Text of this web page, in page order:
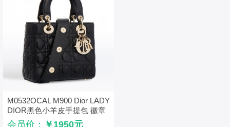
M0532OCAL M900 Dior LADY
DIOR黑色小羊皮手提包 徽章
戴妃包 黑色
会员价： ￥1950元